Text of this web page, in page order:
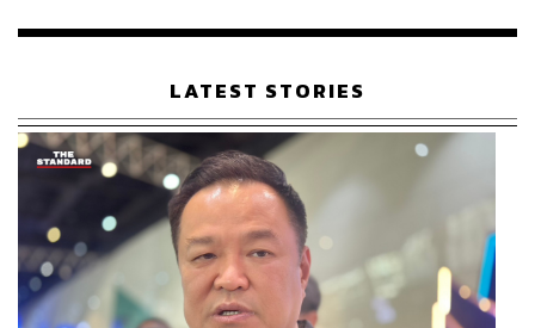
เรือนไทยที่ถูกซุกไว้
LATEST STORIES